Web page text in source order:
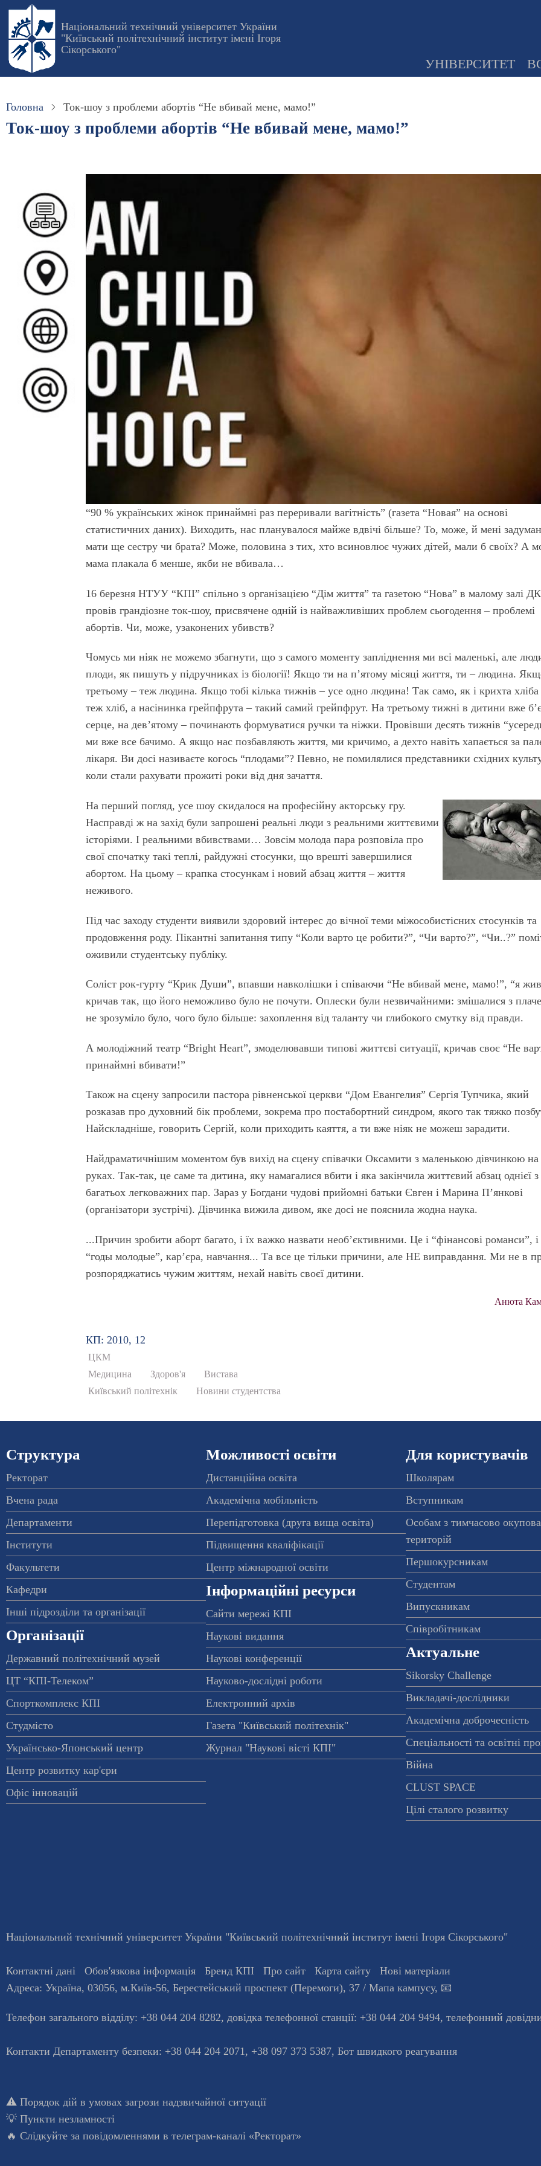
Перейти
основного
вмісту
Національний технічний університет України
"Київський політехнічний інститут імені Ігоря
Сікорського"
УНІВЕРСИТЕТ
Головна Ток-шоу з проблеми абортів “Не вбивай мене, мамо!”
Ток-шоу з проблеми абортів “Не вбивай мене, мамо!”
“90 % українських жінок принаймні раз переривали вагітність” (газета “Новая” на основі
статистичних даних). Виходить, нас планувалося майже вдвічі більше? То, може, й мені
мати ще сестру чи брата? Може, половина з тих, хто всиновлює чужих дітей, мали б своїх? А
мама плакала б менше, якби не вбивала…
16 березня НТУУ “КПІ” спільно з організацією “Дім життя” та газетою “Нова” в малому залі ДК
провів грандіозне ток-шоу, присвячене одній із найважливіших проблем сьогодення – проблемі
абортів. Чи, може, узаконених убивств?
Чомусь ми ніяк не можемо збагнути, що з самого моменту запліднення ми всі маленькі, але
плоди, як пишуть у підручниках із біології! Якщо ти на п’ятому місяці життя, ти – людина.
третьому – теж людина. Якщо тобі кілька тижнів – усе одно людина! Так само, як і крихта
теж хліб, а насінинка грейпфрута – такий самий грейпфрут. На третьому тижні в дитини вже
серце, на дев’ятому – починають формуватися ручки та ніжки. Провівши десять тижнів
ми вже все бачимо. А якщо нас позбавляють життя, ми кричимо, а дехто навіть хапається за
лікаря. Ви досі називаєте когось “плодами”? Певно, не помилялися представники східних
коли стали рахувати прожиті роки від дня зачаття.
На перший погляд, усе шоу скидалося на професійну акторську гру.
Насправді ж на захід були запрошені реальні люди з реальними життєвими
історіями. І реальними вбивствами… Зовсім молода пара розповіла про
свої спочатку такі теплі, райдужні стосунки, що врешті завершилися
абортом. На цьому – крапка стосункам і новий абзац життя – життя
неживого.
Під час заходу студенти виявили здоровий інтерес до вічної теми міжособистісних стосунків та
продовження роду. Пікантні запитання типу “Коли варто це робити?”, “Чи варто?”, “Чи..?”
оживили студентську публіку.
Соліст рок-гурту “Крик Души”, впавши навколішки і співаючи “Не вбивай мене, мамо!”, “я
кричав так, що його неможливо було не почути. Оплески були незвичайними: змішалися з
не зрозуміло було, чого було більше: захоплення від таланту чи глибокого смутку від правди.
А молодіжний театр “Bright Heart”, змоделювавши типові життєві ситуації, кричав своє “Не
принаймні вбивати!”
Також на сцену запросили пастора рівненської церкви “Дом Евангелия” Сергія Тупчика, який
розказав про духовний бік проблеми, зокрема про постабортний синдром, якого так тяжко
Найскладніше, говорить Сергій, коли приходить каяття, а ти вже ніяк не можеш зарадити.
Найдраматичнішим моментом був вихід на сцену співачки Оксамити з маленькою дівчинкою на
руках. Так-так, це саме та дитина, яку намагалися вбити і яка закінчила життєвий абзац однієї з
багатьох легковажних пар. Зараз у Богдани чудові прийомні батьки Євген і Марина П’янкові
(організатори зустрічі). Дівчинка вижила дивом, яке досі не пояснила жодна наука.
...Причин зробити аборт багато, і їх важко назвати необ’єктивними. Це і “фінансові романси”, і
“годы молодые”, кар’єра, навчання... Та все це тільки причини, але НЕ виправдання. Ми не в
розпоряджатись чужим життям, нехай навіть своєї дитини.
Анюта
КП: 2010, 12
ЦКМ
Медицина
Здоров'я
Вистава
Київський політехнік
Новини студентства
Структура
Ректорат
Вчена рада
Департаменти
Інститути
Факультети
Кафедри
Інші підрозділи та організації
Організації
Державний політехнічний музей
ЦТ “КПІ-Телеком”
Спорткомплекс КПІ
Студмісто
Українсько-Японський центр
Центр розвитку кар'єри
Офіс інновацій
Можливості освіти
Дистанційна освіта
Академічна мобільність
Перепідготовка (друга вища освіта)
Підвищення кваліфікації
Центр міжнародної освіти
Інформаційні ресурси
Сайти мережі КПІ
Наукові видання
Наукові конференції
Науково-дослідні роботи
Електронний архів
Газета "Київський політехнік"
Журнал "Наукові вісті КПІ"
Для користувачів
Школярам
Вступникам
Особам з тимчасово
територій
Першокурсникам
Студентам
Випускникам
Співробітникам
Актуальне
Sikorsky Challenge
Викладачі-дослідники
Академічна доброчесність
Спеціальності та освітні
Війна
CLUST SPACE
Цілі сталого розвитку
Національний технічний університет України "Київський політехнічний інститут імені Ігоря Сікорського"
Контактні дані Обов'язкова інформація Бренд КПІ Про сайт Карта сайту
Нові матеріали
Адреса: Україна, 03056, м.Київ-56, Берестейський проспект (Перемоги), 37 / Мапа кампусу, 📧
Телефон загального відділу: +38 044 204 8282, довiдка телефонної станцiї: +38 044 204 9494, телефонний
Контакти Департаменту безпеки: +38 044 204 2071, +38 097 373 5387, Бот швидкого реагування
⚠️ Порядок дій в умовах загрози надзвичайної ситуації
💡 Пункти незламності
🔥 Слідкуйте за повідомленнями в телеграм-каналі «Ректорат»